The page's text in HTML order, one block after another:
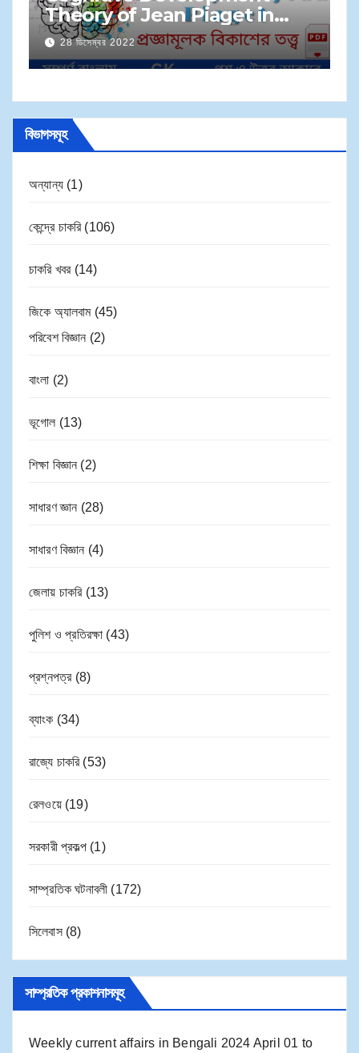
Theory of Jean Piaget in
Bengali | জেন পিয়াজেঁর প্রজ্ঞামূলক
বিকাশের তত্ত্ব
28 ডিসেম্বর 2022
বিভাগসমূহ
অন্যান্য (1)
কেন্দ্রে চাকরি(106)
চাকরি খবর(14)
জিকে অ্যালবাম(45)
পরিবেশ বিজ্ঞান (2)
বাংলা (2)
ভূগোল (13)
শিক্ষা বিজ্ঞান (2)
সাধারণ জ্ঞান (28)
সাধারণ বিজ্ঞান (4)
জেলায় চাকরি(13)
পুলিশ ও প্রতিরক্ষা (43)
প্রশ্নপত্র(8)
ব্যাংক (34)
রাজ্যে চাকরি(53)
রেলওয়ে(19)
সরকারী প্রকল্প (1)
সাম্প্রতিক ঘটনাবলী (172)
সিলেবাস(8)
সাম্প্রতিক প্রকাশনাসমূহ
Weekly current affairs in Bengali 2024 April 01 to